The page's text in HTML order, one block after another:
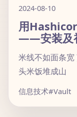
2024-08-10
用
——安装及
米线不如面条
头米饭堆成山
信息技术#Vault